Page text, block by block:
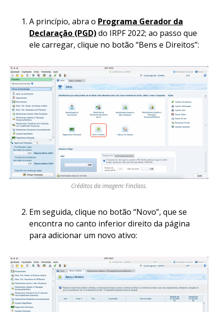
A princípio, abra o Programa Gerador da
Declaração (PGD)do IRPF 2022; ao passo que
ele carregar, clique no botão “Bens e Direitos”:
Créditos da imagem: Finclass.
Em seguida, clique no botão “Novo”, que se
encontra no canto inferior direito da página
para adicionar um novo ativo: